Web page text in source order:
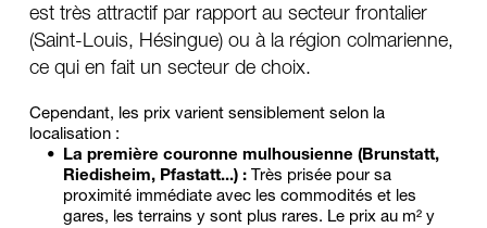
est très attractif par rapport au secteur frontalier
(Saint-Louis, Hésingue) ou à la région colmarienne,
ce qui en fait un secteur de choix.
Cependant, les prix varient sensiblement selon la
localisation :
La première couronne mulhousienne (Brunstatt,
Riedisheim, Pfastatt...) : Très prisée pour sa
proximité immédiate avec les commodités et les
gares, les terrains y sont plus rares. Le prix au m² y